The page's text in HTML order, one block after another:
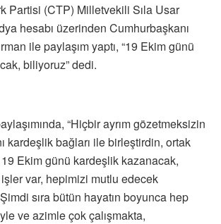
Partisi (CTP) Milletvekili Sıla Usar
hesabı üzerinden Cumhurbaşkanı
ile paylaşım yaptı, “19 Ekim günü
biliyoruz” dedi.
“Hiçbir ayrım gözetmeksizin
kardeşlik bağları ile birleştirdin, ortak
Ekim günü kardeşlik kazanacak,
var, hepimizi mutlu edecek
sıra bütün hayatın boyunca hep
ve azimle çok çalışmakta,